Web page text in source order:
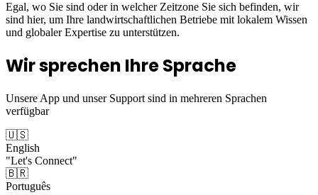
Egal, wo Sie sind oder in welcher Zeitzone Sie sich befinden, wir
sind hier, um Ihre landwirtschaftlichen Betriebe mit lokalem Wissen
und globaler Expertise zu unterstützen.
Wir sprechen Ihre Sprache
Unsere App und unser Support sind in mehreren Sprachen
verfügbar
🇺🇸
English
"Let's Connect"
🇧🇷
Português